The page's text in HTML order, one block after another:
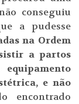
conseguiu
a pudesse
na Ordem
a partos
e não
encontrado